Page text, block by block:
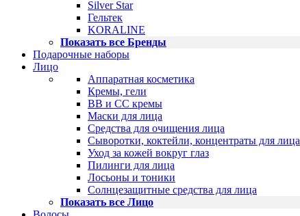
Silver Star
Гельтек
KORALINE
Показать все Бренды
Подарочные наборы
Лицо
Аппаратная косметика
Кремы, гели
BB и CC кремы
Маски для лица
Средства для очищения лица
Сыворотки, коктейли, концентраты для лица
Уход за кожей вокруг глаз
Пилинги для лица
Лосьоны и тоники
Солнцезащитные средства для лица
Показать все Лицо